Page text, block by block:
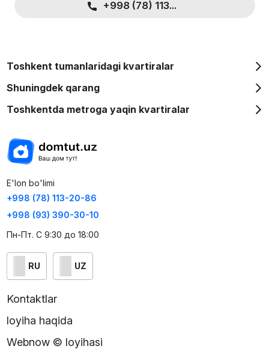
kam narx 653 634 960 so'mga teng.
Batafsil ma'lumot olish yoki tafsilotlarni aniqlashtirish uchun
ishlab chiquvchi bilan bog'lanish kerak.
+998 (78) 113...
Toshkent tumanlaridagi kvartiralar
Shuningdek qarang
Toshkentda metroga yaqin kvartiralar
E'lon bo'limi
+998 (78) 113-20-86
+998 (93) 390-30-10
Пн-Пт. С 9:30 до 18:00
RU UZ
Kontaktlar
loyiha haqida
Webnow © loyihasi